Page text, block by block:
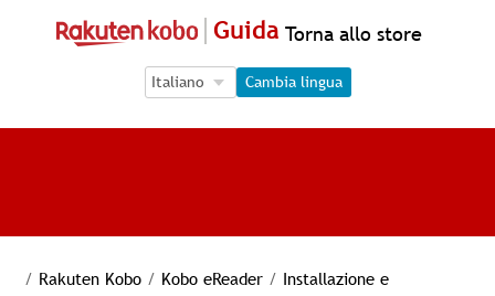
Guida Torna allo store
Language Selection
Language Selection
Cambia lingua
/ Rakuten Kobo / Kobo eReader / Installazione e